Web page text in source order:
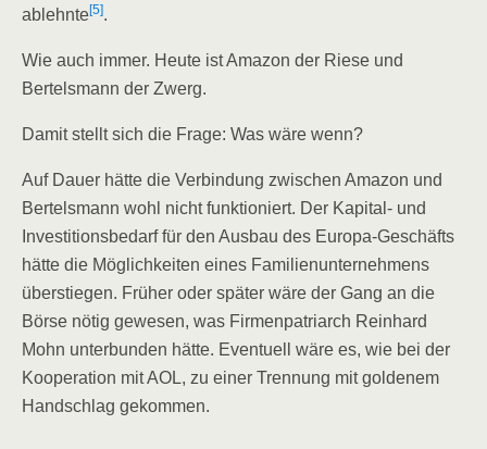
ablehnte[5].
Wie auch immer. Heute ist Amazon der Riese und
Bertelsmann der Zwerg.
Damit stellt sich die Frage: Was wäre wenn?
Auf Dauer hätte die Verbindung zwischen Amazon und
Bertelsmann wohl nicht funktioniert. Der Kapital- und
Investitionsbedarf für den Ausbau des Europa-Geschäfts
hätte die Möglichkeiten eines Familienunternehmens
überstiegen. Früher oder später wäre der Gang an die
Börse nötig gewesen, was Firmenpatriarch Reinhard
Mohn unterbunden hätte. Eventuell wäre es, wie bei der
Kooperation mit AOL, zu einer Trennung mit goldenem
Handschlag gekommen.